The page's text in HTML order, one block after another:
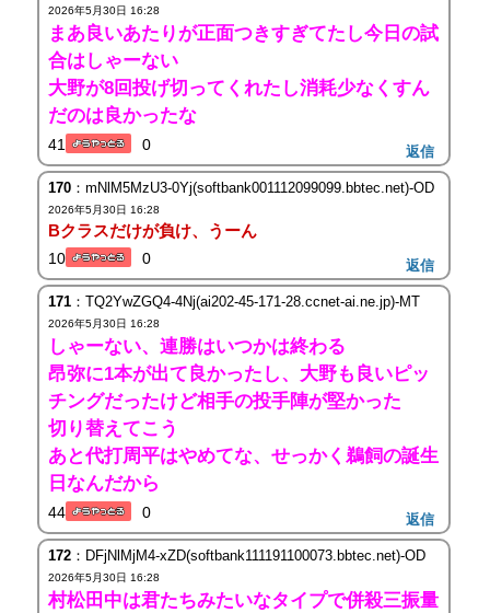
2026年5月30日 16:28
まあ良いあたりが正面つきすぎてたし今日の試
合はしゃーない
大野が8回投げ切ってくれたし消耗少なくすん
だのは良かったな
41 0 返信
170：mNlM5MzU3-0Yj(softbank001112099099.bbtec.net)-OD
2026年5月30日 16:28
Bクラスだけが負け、うーん
10 0 返信
171：TQ2YwZGQ4-4Nj(ai202-45-171-28.ccnet-ai.ne.jp)-MT
2026年5月30日 16:28
しゃーない、連勝はいつかは終わる
昂弥に1本が出て良かったし、大野も良いピッ
チングだったけど相手の投手陣が堅かった
切り替えてこう
あと代打周平はやめてな、せっかく鵜飼の誕生
日なんだから
44 0 返信
172：DFjNlMjM4-xZD(softbank111191100073.bbtec.net)-OD
2026年5月30日 16:28
村松田中は君たちみたいなタイプで併殺三振量